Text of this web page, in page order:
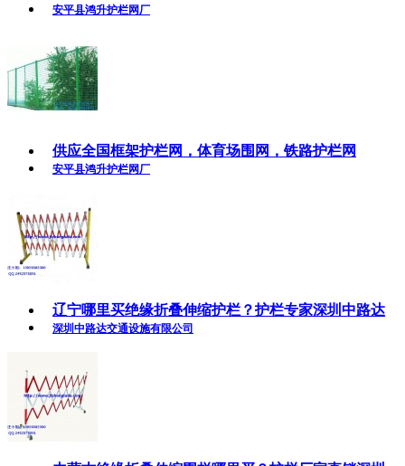
安平县鸿升护栏网厂
供应全国框架护栏网，体育场围网，铁路护栏网
安平县鸿升护栏网厂
辽宁哪里买绝缘折叠伸缩护栏？护栏专家深圳中路达
深圳中路达交通设施有限公司